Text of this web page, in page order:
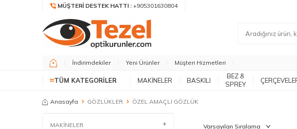
MÜŞTERI DESTEK HATTI : +905301630804
İndirimdekiler Yeni Ürünler Müşteri Hizmetleri
TÜM KATEGORILER MAKİNELER BASKILI
BEZ &
SPREY
Anasayfa GÖZLÜKLER ÖZEL AMAÇLI GÖZLÜK
MAKİNELER